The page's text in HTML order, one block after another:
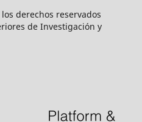
derechos reservados
de Investigación y